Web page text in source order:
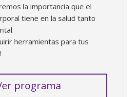
la importancia que el
tiene en la salud tanto
herramientas para tus
programa